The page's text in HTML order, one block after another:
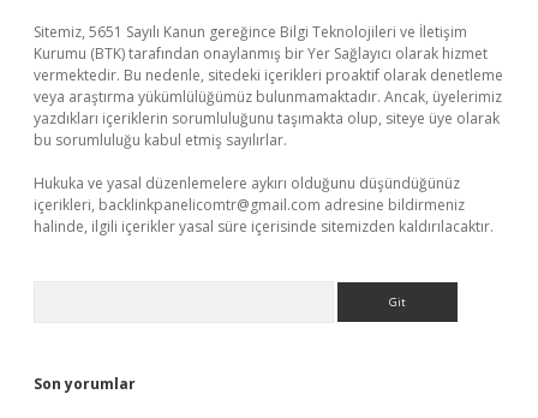
Sitemiz, 5651 Sayılı Kanun gereğince Bilgi Teknolojileri ve İletişim
Kurumu (BTK) tarafından onaylanmış bir Yer Sağlayıcı olarak hizmet
vermektedir. Bu nedenle, sitedeki içerikleri proaktif olarak denetleme
veya araştırma yükümlülüğümüz bulunmamaktadır. Ancak, üyelerimiz
yazdıkları içeriklerin sorumluluğunu taşımakta olup, siteye üye olarak
bu sorumluluğu kabul etmiş sayılırlar.
Hukuka ve yasal düzenlemelere aykırı olduğunu düşündüğünüz
içerikleri, backlinkpanelicomtr@gmail.com adresine bildirmeniz
halinde, ilgili içerikler yasal süre içerisinde sitemizden kaldırılacaktır.
Son yorumlar